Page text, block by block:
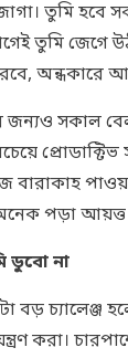
তুমি হবে
তুমি জেগে
অন্ধকারে
সকাল
বারাকাহ
পড়া
ডুবো না
বড় চ্যালেঞ্জ
করা।